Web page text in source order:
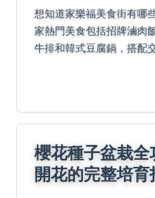
想知道家樂福美食街有哪
家熱門美食包括招牌滷肉
牛排和韓式豆腐鍋，搭配
櫻花種子盆栽
開花的完整培育